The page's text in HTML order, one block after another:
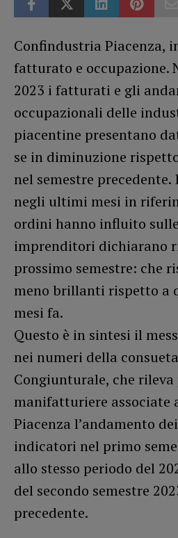
Confindustria Piacenza,
fatturato e occupazione.
2023 i fatturati e gli
occupazionali delle
piacentine presentano
se in diminuzione
nel semestre
negli ultimi mesi in
ordini hanno influito
imprenditori dichiarano
prossimo semestre: che
meno brillanti rispetto a
mesi fa.
Questo è in sintesi il
nei numeri della
Congiunturale, che rileva
manifatturiere associate
Piacenza l’andamento
indicatori nel primo
allo stesso periodo del
del secondo semestre
precedente.